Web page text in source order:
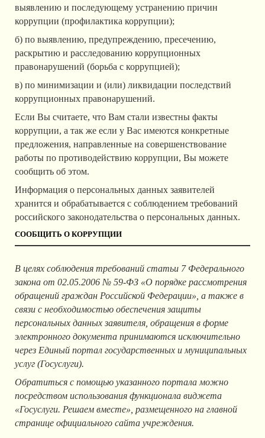
выявлению и последующему устранению причин
коррупции (профилактика коррупции);
б) по выявлению, предупреждению, пресечению,
раскрытию и расследованию коррупционных
правонарушений (борьба с коррупцией);
в) по минимизации и (или) ликвидации последствий
коррупционных правонарушений.
Если Вы считаете, что Вам стали известны факты
коррупции, а так же если у Вас имеются конкретные
предложения, направленные на совершенствование
работы по противодействию коррупции, Вы можете
сообщить об этом.
Информация о персональных данных заявителей
хранится и обрабатывается с соблюдением требований
российского законодательства о персональных данных.
СООБЩИТЬ О КОРРУПЦИИ
В целях соблюдения требований статьи 7 Федерального
закона от 02.05.2006 № 59-ФЗ «О порядке рассмотрения
обращений граждан Российской Федерации», а также в
связи с необходимостью обеспечения защиты
персональных данных заявителя, обращения в форме
электронного документа принимаются исключительно
через Единый портал государственных и муниципальных
услуг (Госуслуги).
Обратиться с помощью указанного портала можно
посредством использования функционала виджета
«Госуслуги. Решаем вместе», размещенного на главной
странице официального сайта учреждения.